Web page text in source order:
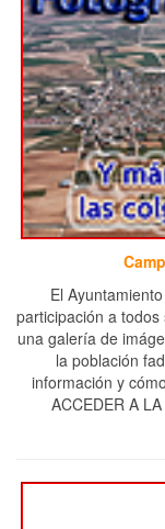
El
participación a
una galería de
la población
información y
ACCEDER A